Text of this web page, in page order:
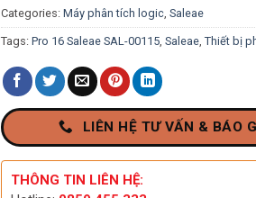
Categories:Máy phân tích logic ,Saleae
Tags:Pro 16 Saleae SAL-00115 ,Saleae ,Thiết bị
LIÊN HỆ TƯ VẤN & BÁO
THÔNG TIN LIÊN HỆ: